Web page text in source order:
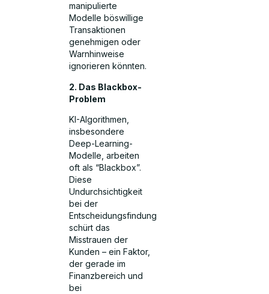
manipulierte
Modelle böswillige
Transaktionen
genehmigen oder
Warnhinweise
ignorieren könnten.
2. Das Blackbox-
Problem
KI-Algorithmen,
insbesondere
Deep-Learning-
Modelle, arbeiten
oft als “Blackbox”.
Diese
Undurchsichtigkeit
bei der
Entscheidungsfindung
schürt das
Misstrauen der
Kunden – ein Faktor,
der gerade im
Finanzbereich und
bei